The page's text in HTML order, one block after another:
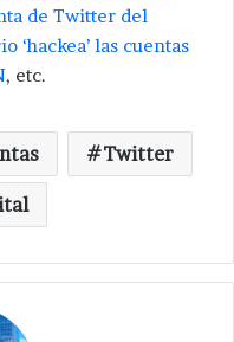
de Twitter del
‘hackea’ las cuentas
, etc.
Twitter